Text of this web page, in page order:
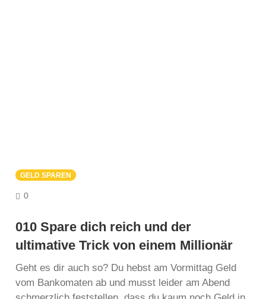
GELD SPAREN
0COMMENTS
010 Spare dich reich und der
ultimative Trick von einem Millionär
Geht es dir auch so? Du hebst am Vormittag Geld
vom Bankomaten ab und musst leider am Abend